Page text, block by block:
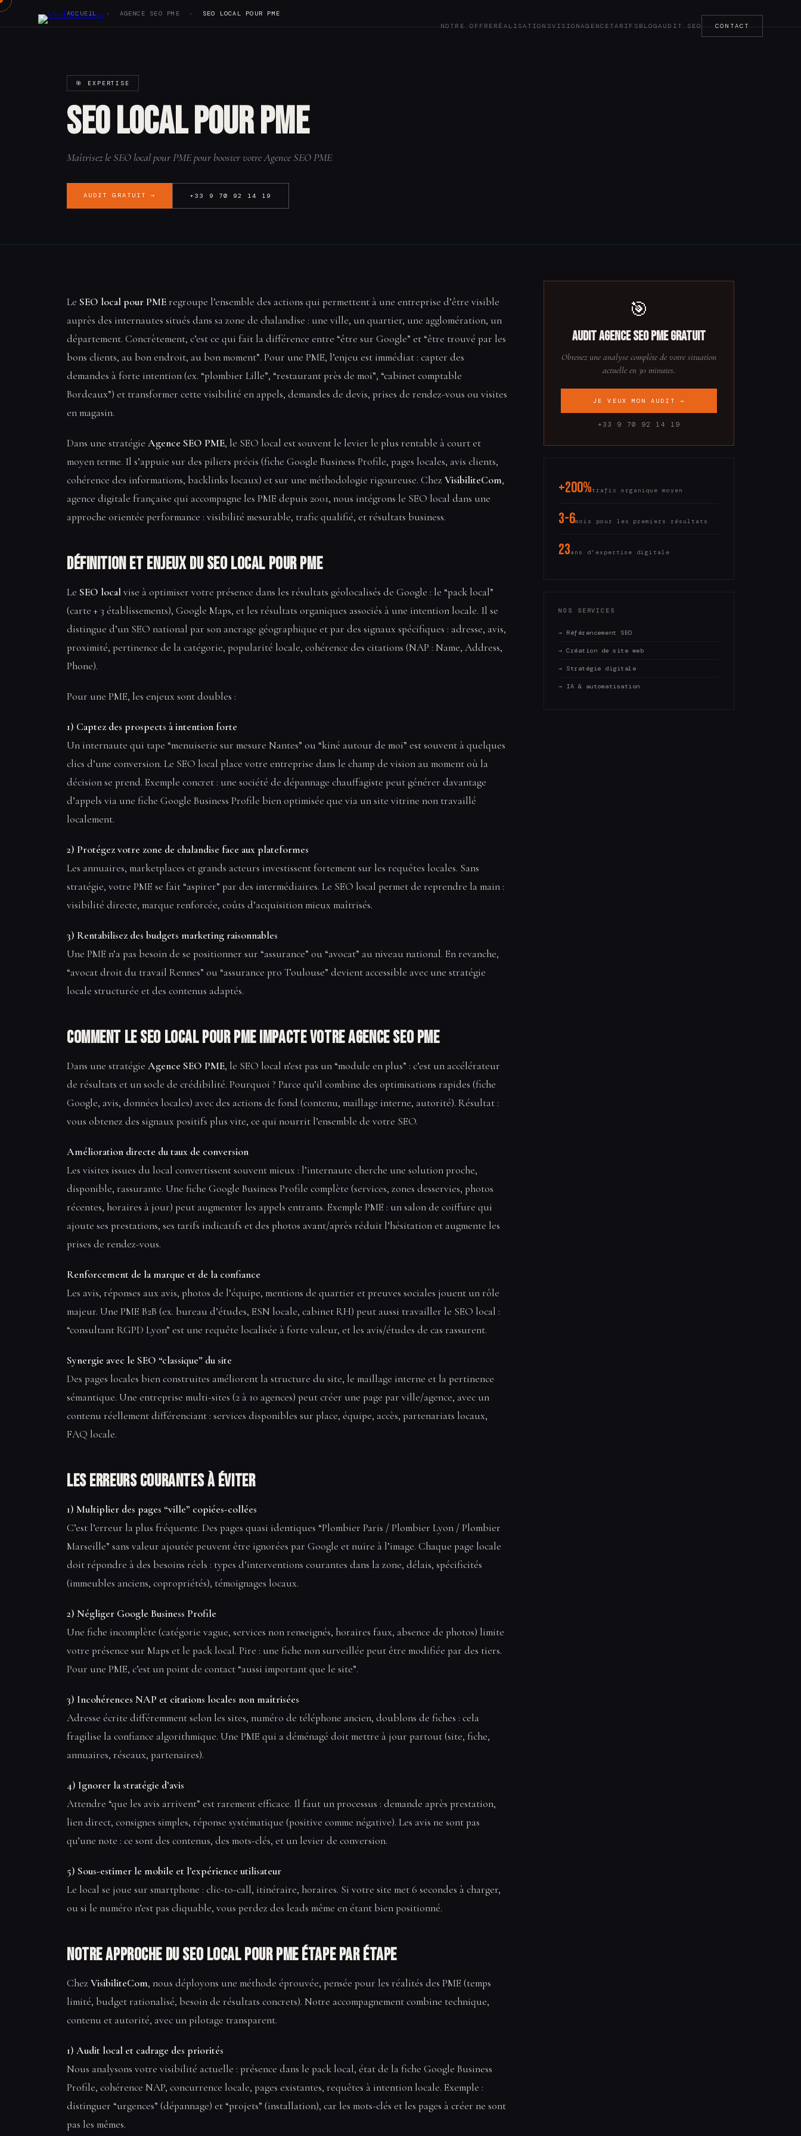
NOTRE OFFRE RÉALISATIONSVISIONAGENCE TARIFS BLOGAUDIT SEO CONTACT
ACCUEIL › AGENCE SEO PME › SEO LOCAL POUR PME
🎯 EXPERTISE
SEO local pour PME
Maîtrisez le SEO local pour PME pour booster votre Agence SEO PME
AUDIT GRATUIT → +33 9 70 92 14 19
Le SEO local pour PMEregroupe l’ensemble des actions qui permettent à une entreprise d’être visible
auprès des internautes situés dans sa zone de chalandise : une ville, un quartier, une agglomération, un
département. Concrètement, c’est ce qui fait la différence entre “être sur Google” et “être trouvé par les
bons clients, au bon endroit, au bon moment”. Pour une PME, l’enjeu est immédiat : capter des
demandes à forte intention (ex. “plombier Lille”, “restaurant près de moi”, “cabinet comptable
Bordeaux”) et transformer cette visibilité en appels, demandes de devis, prises de rendez-vous ou visites
en magasin.
Dans une stratégie Agence SEO PME, le SEO local est souvent le levier le plus rentable à court et
moyen terme. Il s’appuie sur des piliers précis (fiche Google Business Profile, pages locales, avis clients,
cohérence des informations, backlinks locaux) et sur une méthodologie rigoureuse. Chez VisibiliteCom,
agence digitale française qui accompagne les PME depuis 2001, nous intégrons le SEO local dans une
approche orientée performance : visibilité mesurable, trafic qualifié, et résultats business.
Définition et enjeux du SEO local pour PME
Le SEO localvise à optimiser votre présence dans les résultats géolocalisés de Google : le “pack local”
(carte + 3 établissements), Google Maps, et les résultats organiques associés à une intention locale. Il se
distingue d’un SEO national par son ancrage géographique et par des signaux spécifiques : adresse, avis,
proximité, pertinence de la catégorie, popularité locale, cohérence des citations (NAP : Name, Address,
Phone).
Pour une PME, les enjeux sont doubles :
1) Captez des prospects à intention forte
Un internaute qui tape “menuiserie sur mesure Nantes” ou “kiné autour de moi” est souvent à quelques
clics d’une conversion. Le SEO local place votre entreprise dans le champ de vision au moment où la
décision se prend. Exemple concret : une société de dépannage chauffagiste peut générer davantage
d’appels via une fiche Google Business Profile bien optimisée que via un site vitrine non travaillé
localement.
2) Protégez votre zone de chalandise face aux plateformes
Les annuaires, marketplaces et grands acteurs investissent fortement sur les requêtes locales. Sans
stratégie, votre PME se fait “aspirer” par des intermédiaires. Le SEO local permet de reprendre la main :
visibilité directe, marque renforcée, coûts d’acquisition mieux maîtrisés.
3) Rentabilisez des budgets marketing raisonnables
Une PME n’a pas besoin de se positionner sur “assurance” ou “avocat” au niveau national. En revanche,
“avocat droit du travail Rennes” ou “assurance pro Toulouse” devient accessible avec une stratégie
locale structurée et des contenus adaptés.
Comment le SEO local pour PME impacte votre Agence SEO PME
Dans une stratégie Agence SEO PME, le SEO local n’est pas un “module en plus” : c’est un accélérateur
de résultats et un socle de crédibilité. Pourquoi ? Parce qu’il combine des optimisations rapides (fiche
Google, avis, données locales) avec des actions de fond (contenu, maillage interne, autorité). Résultat :
vous obtenez des signaux positifs plus vite, ce qui nourrit l’ensemble de votre SEO.
Amélioration directe du taux de conversion
Les visites issues du local convertissent souvent mieux : l’internaute cherche une solution proche,
disponible, rassurante. Une fiche Google Business Profile complète (services, zones desservies, photos
récentes, horaires à jour) peut augmenter les appels entrants. Exemple PME : un salon de coiffure qui
ajoute ses prestations, ses tarifs indicatifs et des photos avant/après réduit l’hésitation et augmente les
prises de rendez-vous.
Renforcement de la marque et de la confiance
Les avis, réponses aux avis, photos de l’équipe, mentions de quartier et preuves sociales jouent un rôle
majeur. Une PME B2B (ex. bureau d’études, ESN locale, cabinet RH) peut aussi travailler le SEO local :
“consultant RGPD Lyon” est une requête localisée à forte valeur, et les avis/études de cas rassurent.
Synergie avec le SEO “classique” du site
Des pages locales bien construites améliorent la structure du site, le maillage interne et la pertinence
sémantique. Une entreprise multi-sites (2 à 10 agences) peut créer une page par ville/agence, avec un
contenu réellement différenciant : services disponibles sur place, équipe, accès, partenariats locaux,
FAQ locale.
Les erreurs courantes à éviter
1) Multiplier des pages “ville” copiées-collées
C’est l’erreur la plus fréquente. Des pages quasi identiques “Plombier Paris / Plombier Lyon / Plombier
Marseille” sans valeur ajoutée peuvent être ignorées par Google et nuire à l’image. Chaque page locale
doit répondre à des besoins réels : types d’interventions courantes dans la zone, délais, spécificités
(immeubles anciens, copropriétés), témoignages locaux.
2) Négliger Google Business Profile
Une fiche incomplète (catégorie vague, services non renseignés, horaires faux, absence de photos) limite
votre présence sur Maps et le pack local. Pire : une fiche non surveillée peut être modifiée par des tiers.
Pour une PME, c’est un point de contact “aussi important que le site”.
3) Incohérences NAP et citations locales non maîtrisées
Adresse écrite différemment selon les sites, numéro de téléphone ancien, doublons de fiches : cela
fragilise la confiance algorithmique. Une PME qui a déménagé doit mettre à jour partout (site, fiche,
annuaires, réseaux, partenaires).
4) Ignorer la stratégie d’avis
Attendre “que les avis arrivent” est rarement efficace. Il faut un processus : demande après prestation,
lien direct, consignes simples, réponse systématique (positive comme négative). Les avis ne sont pas
qu’une note : ce sont des contenus, des mots-clés, et un levier de conversion.
5) Sous-estimer le mobile et l’expérience utilisateur
Le local se joue sur smartphone : clic-to-call, itinéraire, horaires. Si votre site met 6 secondes à charger,
ou si le numéro n’est pas cliquable, vous perdez des leads même en étant bien positionné.
Notre approche du SEO local pour PME étape par étape
Chez VisibiliteCom, nous déployons une méthode éprouvée, pensée pour les réalités des PME (temps
limité, budget rationalisé, besoin de résultats concrets). Notre accompagnement combine technique,
contenu et autorité, avec un pilotage transparent.
1) Audit local et cadrage des priorités
Nous analysons votre visibilité actuelle : présence dans le pack local, état de la fiche Google Business
Profile, cohérence NAP, concurrence locale, pages existantes, requêtes à intention locale. Exemple :
distinguer “urgences” (dépannage) et “projets” (installation), car les mots-clés et les pages à créer ne sont
pas les mêmes.
🎯
Audit Agence SEO PME gratuit
Obtenez une analyse complète de votre situation
actuelle en 30 minutes.
JE VEUX MON AUDIT →
+33 9 70 92 14 19
+200%trafic organique moyen
3-6mois pour les premiers résultats
23ans d'expertise digitale
NOS SERVICES
→ Référencement SEO
→ Création de site web
→ Stratégie digitale
→ IA & automatisation